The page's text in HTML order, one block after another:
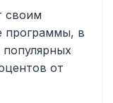
своим
программы, в
от